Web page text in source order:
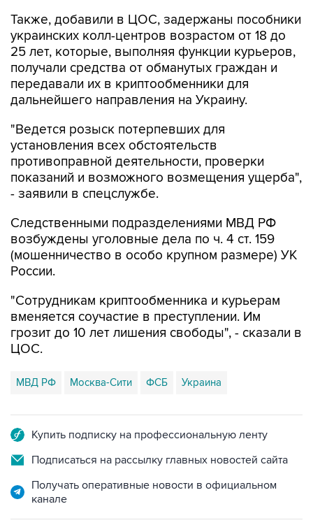
Также, добавили в ЦОС, задержаны пособники
украинских колл-центров возрастом от 18 до
25 лет, которые, выполняя функции курьеров,
получали средства от обманутых граждан и
передавали их в криптообменники для
дальнейшего направления на Украину.
"Ведется розыск потерпевших для
установления всех обстоятельств
противоправной деятельности, проверки
показаний и возможного возмещения ущерба",
- заявили в спецслужбе.
Следственными подразделениями МВД РФ
возбуждены уголовные дела по ч. 4 ст. 159
(мошенничество в особо крупном размере) УК
России.
"Сотрудникам криптообменника и курьерам
вменяется соучастие в преступлении. Им
грозит до 10 лет лишения свободы", - сказали в
ЦОС.
МВД РФ Москва-Сити ФСБ Украина
Купить подписку на профессиональную ленту
Подписаться на рассылку главных новостей сайта
Получать оперативные новости в официальном
канале